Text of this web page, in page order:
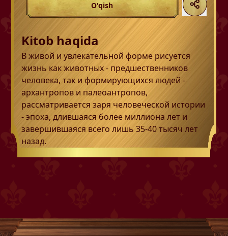
O'qish
Kitob haqida
В живой и увлекательной форме рисуется
жизнь как животных - предшественников
человека, так и формирующихся людей -
архантропов и палеоантропов,
рассматривается заря человеческой истории
- эпоха, длившаяся более миллиона лет и
завершившаяся всего лишь 35-40 тысяч лет
назад.